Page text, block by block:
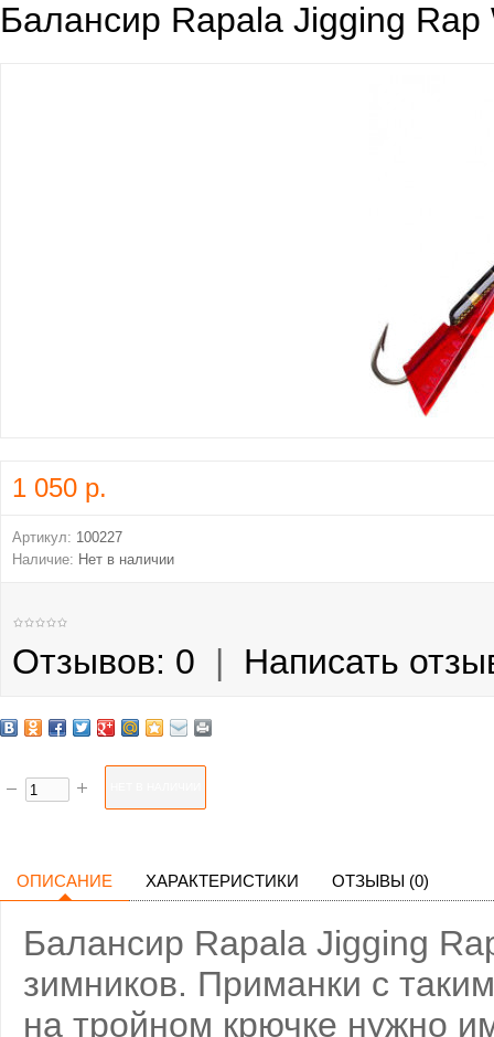
Балансир Rapala Jigging Rap
1 050 р.
Артикул: 100227
Наличие: Нет в наличии
Отзывов: 0 | Написать
ОПИСАНИЕ ХАРАКТЕРИСТИКИ ОТЗЫВЫ (0)
Балансир Rapala Jigging
зимников. Приманки с
на тройном крючке нужно